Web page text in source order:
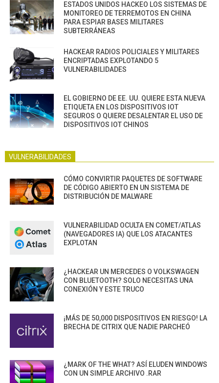
ESTADOS UNIDOS HACKEO LOS SISTEMAS DE
MONITOREO DE TERREMOTOS EN CHINA
PARA ESPIAR BASES MILITARES
SUBTERRÁNEAS
HACKEAR RADIOS POLICIALES Y MILITARES
ENCRIPTADAS EXPLOTANDO 5
VULNERABILIDADES
EL GOBIERNO DE EE. UU. QUIERE ESTA NUEVA
ETIQUETA EN LOS DISPOSITIVOS IOT
SEGUROS O QUIERE DESALENTAR EL USO DE
DISPOSITIVOS IOT CHINOS
VULNERABILIDADES
CÓMO CONVIRTIR PAQUETES DE SOFTWARE
DE CÓDIGO ABIERTO EN UN SISTEMA DE
DISTRIBUCIÓN DE MALWARE
VULNERABILIDAD OCULTA EN COMET/ATLAS
(NAVEGADORES IA) QUE LOS ATACANTES
EXPLOTAN
¿HACKEAR UN MERCEDES O VOLKSWAGEN
CON BLUETOOTH? SOLO NECESITAS UNA
CONEXIÓN Y ESTE TRUCO
¡MÁS DE 50,000 DISPOSITIVOS EN RIESGO! LA
BRECHA DE CITRIX QUE NADIE PARCHEÓ
¿MARK OF THE WHAT? ASÍ ELUDEN WINDOWS
CON UN SIMPLE ARCHIVO .RAR